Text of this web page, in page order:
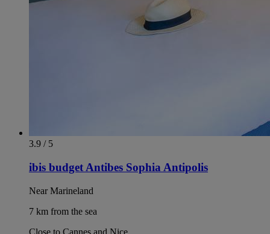
3.9 / 5
ibis budget Antibes Sophia Antipolis
Near Marineland
7 km from the sea
Close to Cannes and Nice